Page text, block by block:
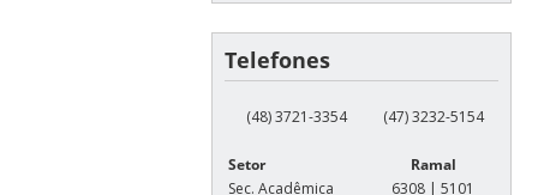
Telefones
(48) 3721-3354 (47) 3232-5154
Setor
Ramal
Sec. Acadêmica
6308 | 5101